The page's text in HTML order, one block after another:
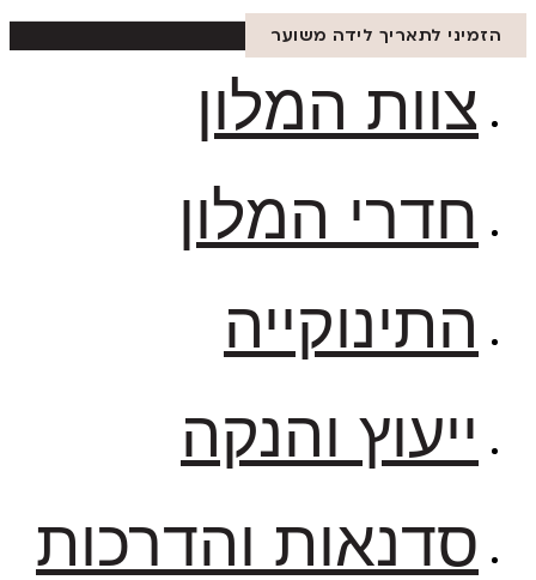
הזמיני לתאריך לידה משוער
צוות המלון
חדרי המלון
התינוקייה
ייעוץ והנקה
סדנאות והדרכות